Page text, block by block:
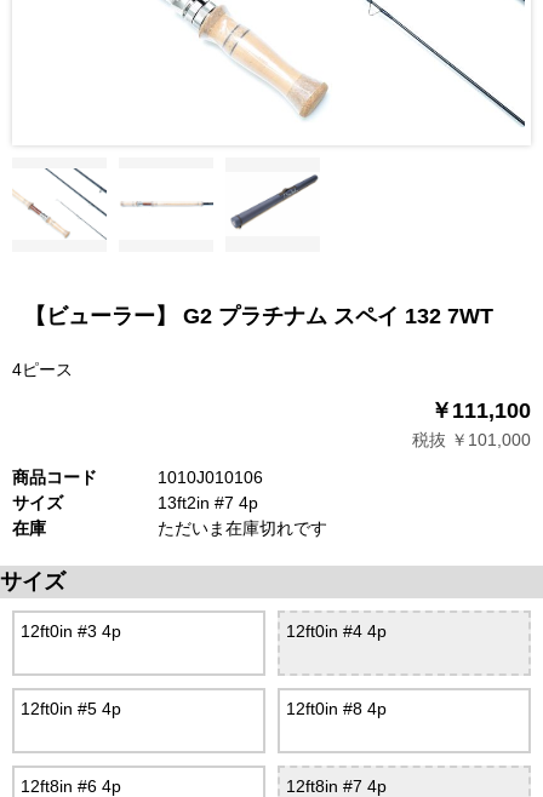
【ビューラー】 G2 プラチナム スペイ 132 7WT
4ピース
￥111,100
税抜 ￥101,000
商品コード
1010J010106
サイズ
13ft2in #7 4p
在庫
ただいま在庫切れです
サイズ
12ft0in #3 4p 12ft0in #4 4p
12ft0in #5 4p 12ft0in #8 4p
12ft8in #6 4p 12ft8in #7 4p